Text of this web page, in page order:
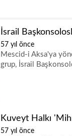
İsrail
57 yıl önce
Mescid-i Aksa'ya
grup, İsrail
Kuveyt Halkı
57 yıl önce